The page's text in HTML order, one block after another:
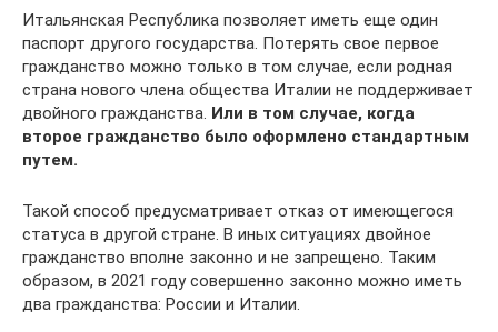
Итальянская Республика позволяет иметь еще один
паспорт другого государства. Потерять свое первое
гражданство можно только в том случае, если родная
страна нового члена общества Италии не поддерживает
двойного гражданства. Или в том случае, когда
второе гражданство было оформлено стандартным
путем.
Такой способ предусматривает отказ от имеющегося
статуса в другой стране. В иных ситуациях двойное
гражданство вполне законно и не запрещено. Таким
образом, в 2021 году совершенно законно можно иметь
два гражданства: России и Италии.